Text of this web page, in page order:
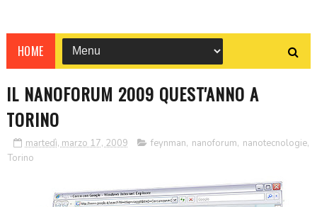
HOME
IL NANOFORUM 2009 QUEST'ANNO A
TORINO
martedì, marzo 17, 2009 feynman, nanoforum, nanotecnologie,
Torino